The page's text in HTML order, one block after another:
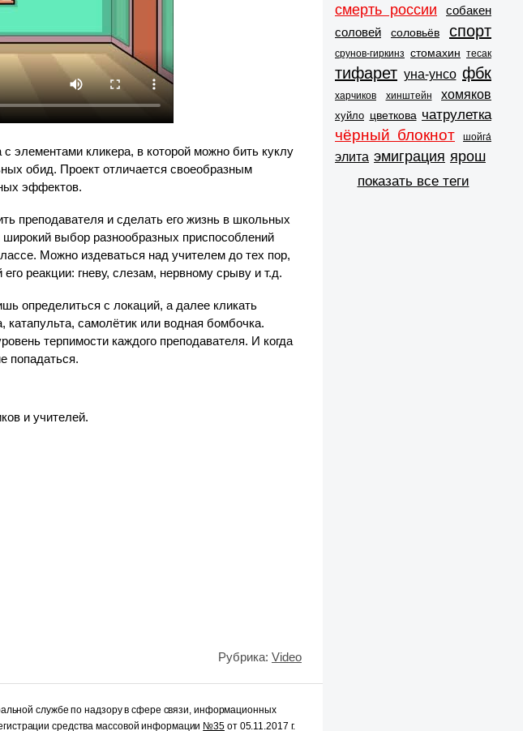
элементами кликера, в которой можно бить куклу
обид. Проект отличается своеобразным
эффектов.
преподавателя и сделать его жизнь в школьных
выбор разнообразных приспособлений
Можно издеваться над учителем до тех пор,
реакции: гневу, слезам, нервному срыву и т.д.
определиться с локаций, а далее кликать
самолётик или водная бомбочка.
терпимости каждого преподавателя. И когда
попадаться.
и учителей.
Рубрика: Video
службе по надзору в сфере связи, информационных
средства массовой информации №35от 05.11.2017 г.
смерть россии
собакен
соловей
соловьёв спорт
срунов-гиркинз стомахин тесак
тифарет уна-унсо фбк
харчиков хинштейн хомяков
хуйло цветкова чатрулетка
чёрный блокнот шойга́
элита эмиграция ярош
показать все теги